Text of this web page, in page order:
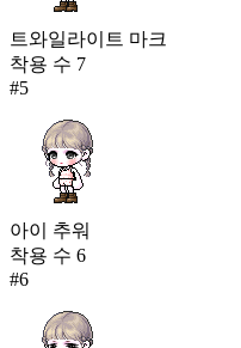
트와일라이트 마크
착용 수 7
#5
아이 추워
착용 수 6
#6